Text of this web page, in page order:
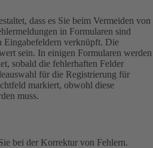
dass es Sie beim Vermeiden von
in Formularen sind
Eingabefeldern verknüpft. Die
sein. In einigen Formularen werden
sobald die fehlerhaften Felder
für die Registrierung für
markiert, obwohl diese
muss.
bei der Korrektur von Fehlern.